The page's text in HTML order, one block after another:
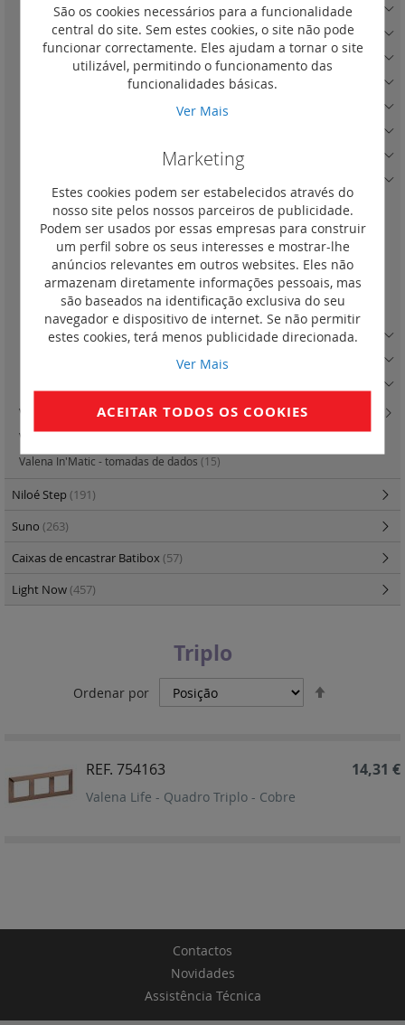
Triplo
Ordenar por
REF. 754163
Valena Life - Quadro Triplo - Cobre
14,31 €
Quadro Ádria(5)
Quadro Royal White(0)
Quadro Royal Ivory(0)
Simples(1)
Duplo(1)
Triplo (1)
Quádruplo(1)
Quíntuplo(1)
Quadro Madeira Escura(5)
Valena Life - caixas salientes(2)
Valena In'Matic - lanterna de emergência(4)
Valena In'Matic - tomadas de dados (15)
Niloé Step(191)
Suno (263)
Caixas de encastrar Batibox(57)
Light Now(457)
Contactos
Novidades
Assistência Técnica
São os cookies necessários para a funcionalidade
central do site. Sem estes cookies, o site não pode
funcionar correctamente. Eles ajudam a tornar o site
utilizável, permitindo o funcionamento das
funcionalidades básicas.
Ver Mais
Marketing
Estes cookies podem ser estabelecidos através do
nosso site pelos nossos parceiros de publicidade.
Podem ser usados por essas empresas para construir
um perfil sobre os seus interesses e mostrar-lhe
anúncios relevantes em outros websites. Eles não
armazenam diretamente informações pessoais, mas
são baseados na identificação exclusiva do seu
navegador e dispositivo de internet. Se não permitir
estes cookies, terá menos publicidade direcionada.
Ver Mais
ACEITAR TODOS OS COOKIES